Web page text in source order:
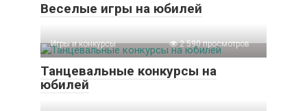
Веселые игры на юбилей
Игры и конкурсы 2 590 просмотров
Танцевальные конкурсы на
юбилей